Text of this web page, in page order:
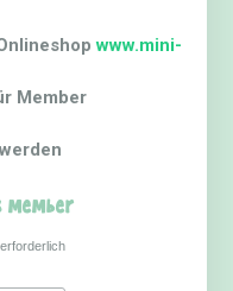
www.mini-
Member